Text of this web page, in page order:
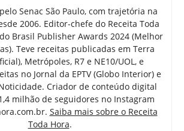
Senac São Paulo, com trajetória na
2006. Editor-chefe do Receita Toda
Brasil Publisher Awards 2024 (Melhor
Teve receitas publicadas em Terra
Metrópoles, R7 e NE10/UOL, e
no Jornal da EPTV (Globo Interior) e
Criador de conteúdo digital
milhão de seguidores no Instagram
Saiba mais sobre o Receita
Toda Hora.